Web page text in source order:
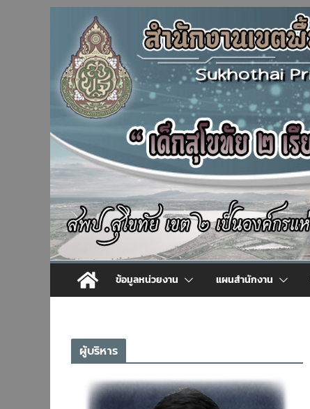
content
ข้อมูลหน่วยงาน แผนสำนักงาน
ผู้บริหาร